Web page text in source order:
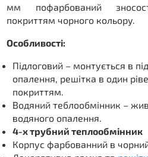
мм пофарбований
покриттям чорного кольору.
Особливості:
Підлоговий – монтується в
опалення, решітка в один
покриттям.
Водяний теблообмінник –
водяного опалення.
4-х трубний теплообмінник
Корпус фарбованний в чорний